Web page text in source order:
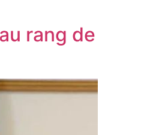
rang de